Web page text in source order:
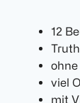
12
viel
mit